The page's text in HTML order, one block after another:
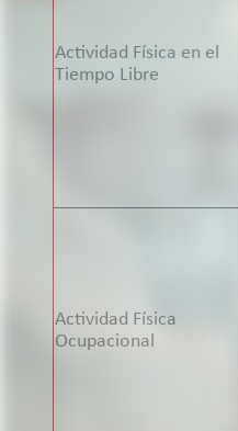
Actividad Física en el
Tiempo Libre
Actividad Física
Ocupacional